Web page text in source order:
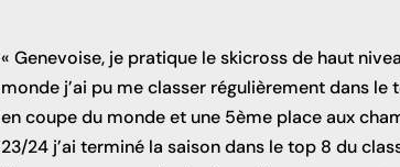
« Genevoise, je pratique le skicross de haut
monde j’ai pu me classer régulièrement dans
en coupe du monde et une 5ème place aux
23/24 j’ai terminé la saison dans le top 8 du